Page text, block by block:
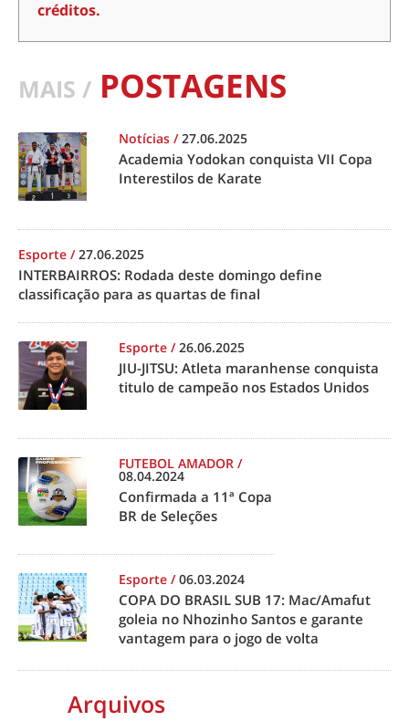
créditos.
MAIS / POSTAGENS
Notícias /27.06.2025
Academia Yodokan conquista VII Copa
Interestilos de Karate
Esporte /27.06.2025
INTERBAIRROS: Rodada deste domingo define
classificação para as quartas de final
Esporte /26.06.2025
JIU-JITSU: Atleta maranhense conquista
titulo de campeão nos Estados Unidos
FUTEBOL AMADOR /
08.04.2024
Confirmada a 11ª Copa
BR de Seleções
Esporte /06.03.2024
COPA DO BRASIL SUB 17: Mac/Amafut
goleia no Nhozinho Santos e garante
vantagem para o jogo de volta
Arquivos